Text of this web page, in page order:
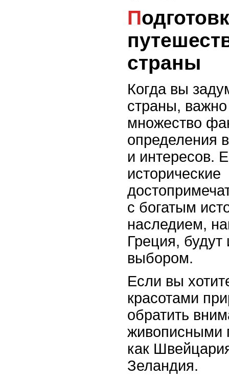
Подготовка к
страны
Когда вы
страны,
множество
определения
и интересов.
исторические
с богатым
наследием,
Греция,
выбором.
Если вы
красотами
обратить
живописными
как
Зеландия.